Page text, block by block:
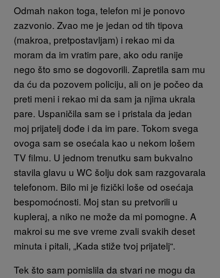
Odmah nakon toga, telefon mi je ponovo
zazvonio. Zvao me je jedan od tih tipova
(makroa, pretpostavljam) i rekao mi da
moram da im vratim pare, ako odu ranije
nego što smo se dogovorili. Zapretila sam mu
da ću da pozovem policiju, ali on je počeo da
preti meni i rekao mi da sam ja njima ukrala
pare. Uspaničila sam se i pristala da jedan
moj prijatelj dođe i da im pare. Tokom svega
ovoga sam se osećala kao u nekom lošem
TV filmu. U jednom trenutku sam bukvalno
stavila glavu u WC šolju dok sam razgovarala
telefonom. Bilo mi je fizički loše od osećaja
bespomoćnosti. Moj stan su pretvorili u
kupleraj, a niko ne može da mi pomogne. A
makroi su me sve vreme zvali svakih deset
minuta i pitali, „Kada stiže tvoj prijatelj“.
Tek što sam pomislila da stvari ne mogu da